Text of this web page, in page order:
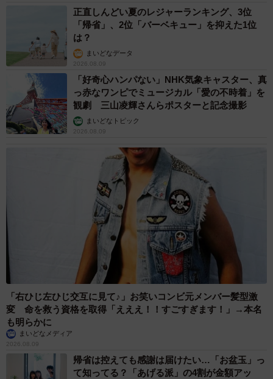
正直しんどい夏のレジャーランキング、3位
「帰省」、2位「バーベキュー」を抑えた1位
は？
まいどなデータ
2026.08.09
「好奇心ハンパない」NHK気象キャスター、真
っ赤なワンピでミュージカル「愛の不時着」を
観劇 三山凌輝さんらポスターと記念撮影
まいどなトピック
2026.08.09
「右ひじ左ひじ交互に見て♪」お笑いコンビ元メンバー髪型激
変 命を救う資格を取得「えええ！！すごすぎます！」→本名
も明らかに
まいどなメディア
2026.08.09
帰省は控えても感謝は届けたい…「お盆玉」っ
て知ってる？「あげる派」の4割が金額アッ